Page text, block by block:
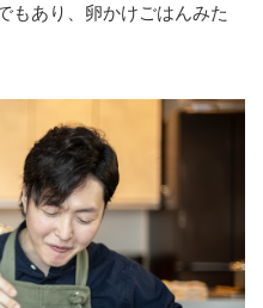
もあり、卵かけごはんみた